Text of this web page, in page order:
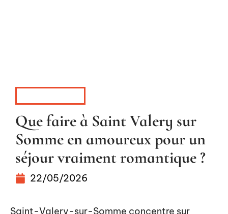
Que faire à Saint Valery sur
Somme en amoureux pour un
séjour vraiment romantique ?
22/05/2026
Saint-Valery-sur-Somme concentre sur